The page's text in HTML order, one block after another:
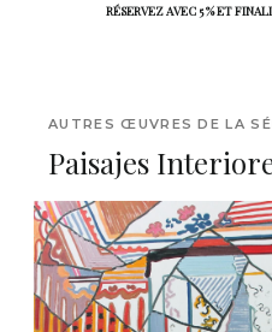
RÉSERVEZ AVEC 5 % ET
AUTRES ŒUVRES DE LA
Paisajes